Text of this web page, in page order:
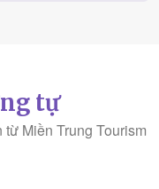
tự
Miền Trung Tourism